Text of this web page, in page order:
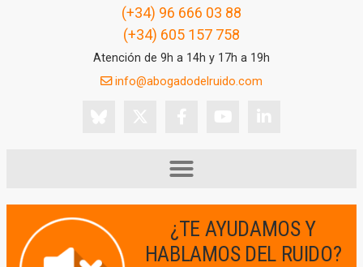
(+34) 96 666 03 88
(+34) 605 157 758
Atención de 9h a 14h y 17h a 19h
info@abogadodelruido.com
¿TE AYUDAMOS Y
HABLAMOS DEL RUIDO?